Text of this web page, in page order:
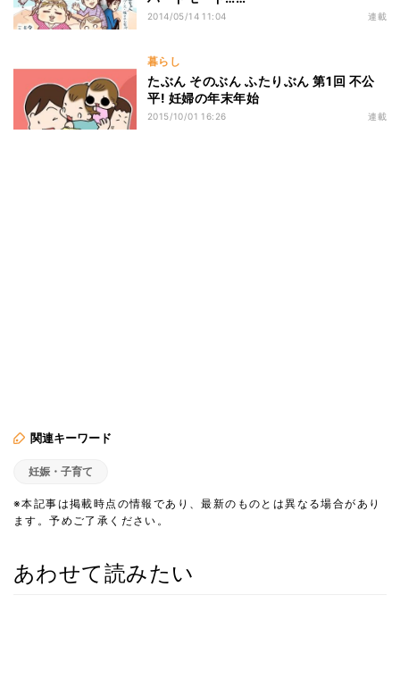
2014/05/14 11:04 連載
暮らし
たぶん そのぶん ふたりぶん 第1回 不公
平! 妊婦の年末年始
2015/10/01 16:26 連載
関連キーワード
妊娠・子育て
※本記事は掲載時点の情報であり、最新のものとは異なる場合があり
ます。予めご了承ください。
あわせて読みたい